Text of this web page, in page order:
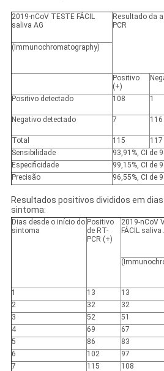
2019-nCoV TESTE FÁCIL
saliva AG
Resultado da
PCR
(Immunochromatography)
Positivo
(+)
Positivodetectado 108 1
Negativodetectado 7 116
Total 115 117
Sensibilidade
93,91%, CI de
Especificidade
99,15%, CI de
Precisão
96,55%, CI de
Resultados positivos divididos em
sintoma:
Dias desde o início do
sintoma
Positivo
de RT-
PCR (+)
2019-nCoV
FÁCIL saliva
1 13 13
2
32 32
3
52 51
4
69 67
5
86 83
6
102 97
7
115 108